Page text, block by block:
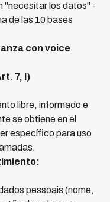
"necesitar los datos" -
de las 10 bases
con voice
7, I)
libre, informado e
se obtiene en el
específico para uso
pessoais (nome,